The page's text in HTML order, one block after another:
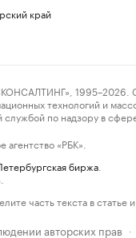
край
1995–2026.
технологий и
по надзору в
«РБК».
биржа
часть текста в статье
авторских прав ·